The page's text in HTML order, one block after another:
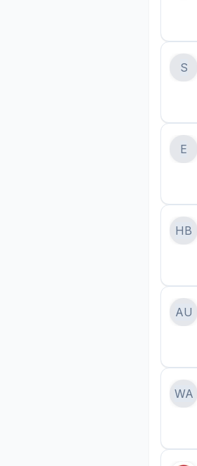
S
E
HB
AU
WA